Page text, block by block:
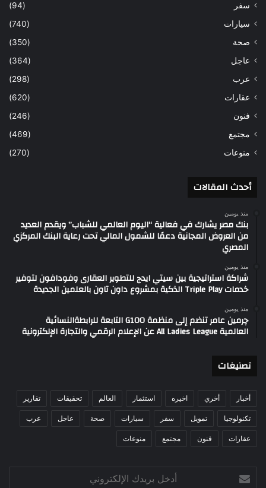
سفر
(94)
سيارات
(740)
صحة
(350)
عاجل
(364)
عرب
(298)
عقارات
(620)
فنون
(246)
مجتمع
(469)
منوعات
(270)
أحدث المقالات
منذ يومين
بنك مصر يشارك في فعالية “اليوم العالمي للشباب” ويقدم العديد
من العروض المجانية دعمًا للشمول المالي تحت رعاية البنك المركزي
المصري
منذ يومين
شراكة استراتيجية بين سيتي ايدج للتطوير العقارى وفودافون لتوفير
خدمات Triple Play الذكية بمشروع داون تاون بالعلمين الجديدة
منذ يومين
چرمين عامر تنضم إلى منظمة G100 التابعة للرابطةالنسائية
العالمية All Ladies League عن الإعلام الرقمي والتجارة الإلكترونية
تصنيغات
أخبار أخري اخيره استثمار العالم تحقيقات تقارير
تكنولوجيا تمويل سفر سيارات صحة عاجل عرب
عقارات فنون مجتمع منوعات
بريدك